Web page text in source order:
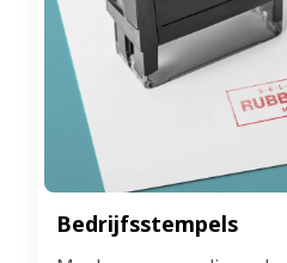
Bedrijfsstempels